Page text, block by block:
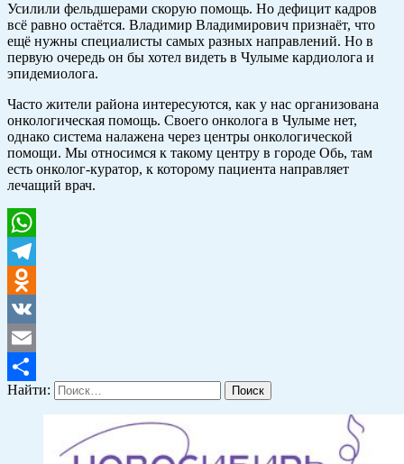
Усилили фельдшерами скорую помощь. Но дефицит кадров
всё равно остаётся. Владимир Владимирович признаёт, что
ещё нужны специалисты самых разных направлений. Но в
первую очередь он бы хотел видеть в Чулыме кардиолога и
эпидемиолога.
Часто жители района интересуются, как у нас организована
онкологическая помощь. Своего онколога в Чулыме нет,
однако система налажена через центры онкологической
помощи. Мы относимся к такому центру в городе Обь, там
есть онколог-куратор, к которому пациента направляет
лечащий врач.
WhatsApp
Telegram
Odnoklassniki
VK
Email
Отправить
Найти: